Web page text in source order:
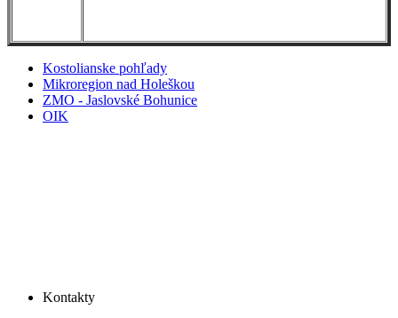
Kostolianske pohľady
Mikroregion nad Holeškou
ZMO - Jaslovské Bohunice
OIK
Kontakty